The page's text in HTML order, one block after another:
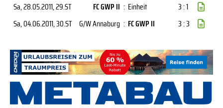
Sa, 28.05.2011, 29.ST FC GWP II : Einheit
3 : 1
Sa, 04.06.2011, 30.ST G/W Annaburg : FC GWP II 3 : 3